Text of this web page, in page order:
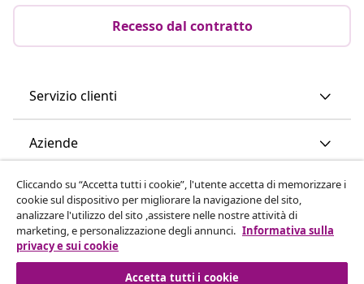
Recesso dal contratto
Servizio clienti
Aziende
vidaXL
Scopri di più
Cliccando su “Accetta tutti i cookie”, l'utente accetta di memorizzare i
cookie sul dispositivo per migliorare la navigazione del sito,
analizzare l'utilizzo del sito ,assistere nelle nostre attività di
marketing, e personalizzazione degli annunci. Informativa sulla
privacy e sui cookie
Accetta tutti i cookie